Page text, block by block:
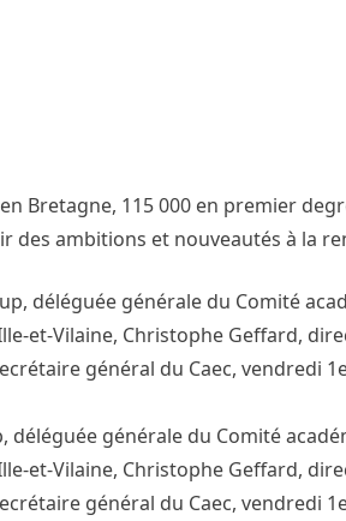
Bretagne, 115 000 en premier
des ambitions et nouveautés à la
déléguée générale du Comité
et-Vilaine, Christophe Geffard,
général du Caec, vendredi